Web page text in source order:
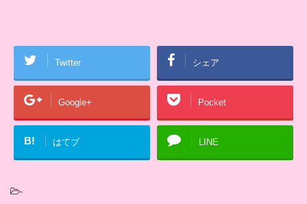
Twitter シェア
Google+ Pocket
B! はてブ LINE
-